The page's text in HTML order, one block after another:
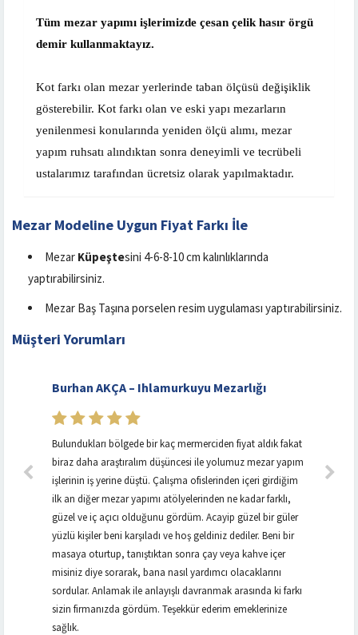
Tüm mezar yapımı işlerimizde çesan çelik hasır örgü
demir kullanmaktayız.
Kot farkı olan mezar yerlerinde taban ölçüsü değişiklik
gösterebilir. Kot farkı olan ve eski yapı mezarların
yenilenmesi konularında yeniden ölçü alımı, mezar
yapım ruhsatı alındıktan sonra deneyimli ve tecrübeli
ustalarımız tarafından ücretsiz olarak yapılmaktadır.
Mezar Modeline Uygun Fiyat Farkı İle
Mezar Küpeştesini 4-6-8-10 cm kalınlıklarında
yaptırabilirsiniz.
Mezar Baş Taşına porselen resim uygulaması yaptırabilirsiniz.
Müşteri Yorumları
Burhan AKÇA – Ihlamurkuyu Mezarlığı
Bulundukları bölgede bir kaç mermerciden fiyat aldık fakat
biraz daha araştıralım düşüncesi ile yolumuz mezar yapım
işlerinin iş yerine düştü. Çalışma ofislerinden içeri girdiğim
ilk an diğer mezar yapımı atölyelerinden ne kadar farklı,
güzel ve iç açıcı olduğunu gördüm. Acayip güzel bir güler
yüzlü kişiler beni karşıladı ve hoş geldiniz dediler. Beni bir
masaya oturtup, tanıştıktan sonra çay veya kahve içer
misiniz diye sorarak, bana nasıl yardımcı olacaklarını
sordular. Anlamak ile anlayışlı davranmak arasında ki farkı
sizin firmanızda gördüm. Teşekkür ederim emeklerinize
sağlık.